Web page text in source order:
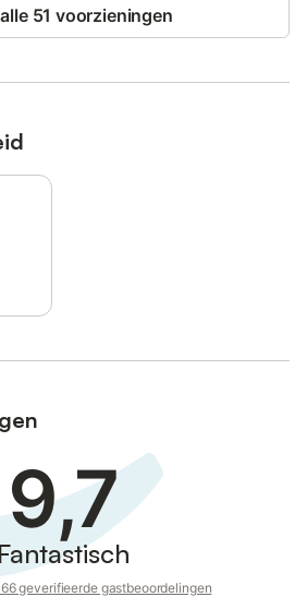
recyclingregels; meer informatie
51 voorzieningen
9,7
Fantastisch
geverifieerde gastbeoordelingen